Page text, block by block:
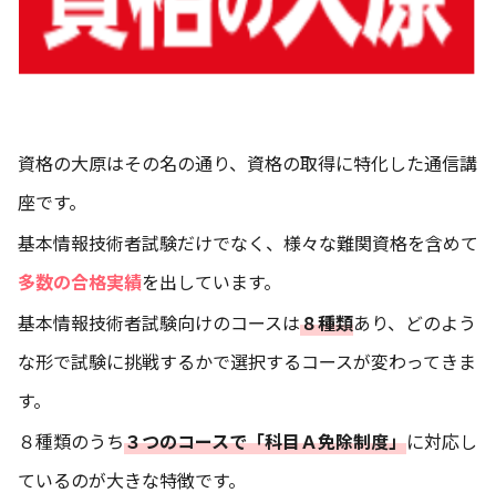
資格の大原はその名の通り、資格の取得に特化した通信講
座です。
基本情報技術者試験だけでなく、様々な難関資格を含めて
多数の合格実績を出しています。
基本情報技術者試験向けのコースは８種類あり、どのよう
な形で試験に挑戦するかで選択するコースが変わってきま
す。
８種類のうち３つのコースで「科目Ａ免除制度」に対応し
ているのが大きな特徴です。